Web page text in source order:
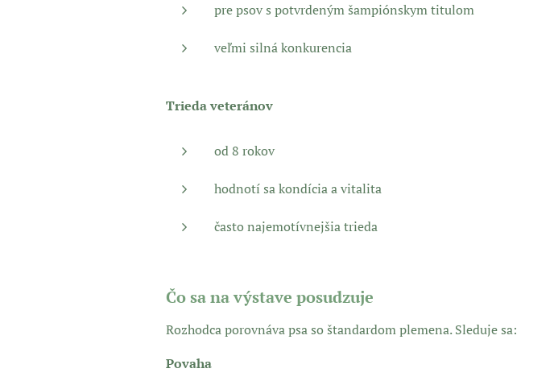
pre psov s potvrdeným šampiónskym titulom
veľmi silná konkurencia
Trieda veteránov
od 8 rokov
hodnotí sa kondícia a vitalita
často najemotívnejšia trieda
Čo sa na výstave posudzuje
Rozhodca porovnáva psa so štandardom plemena. Sleduje sa:
Povaha